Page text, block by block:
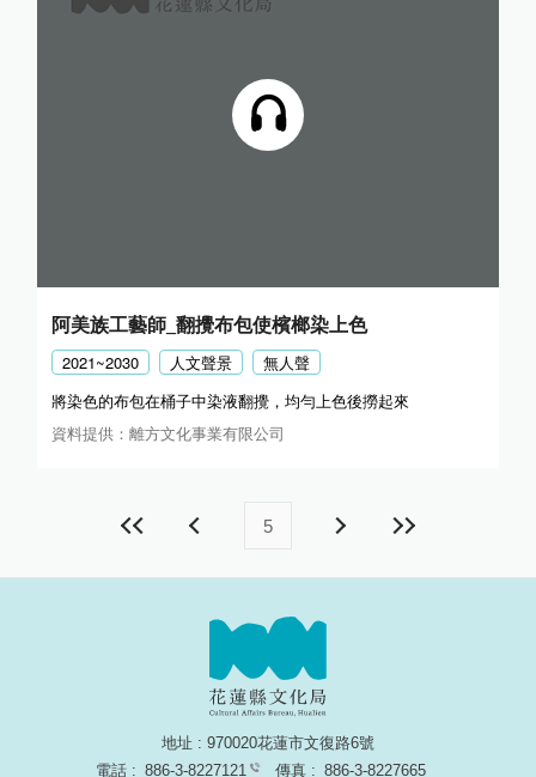
阿美族工藝師_翻攪布包使檳榔染上色
2021~2030 人文聲景
無人聲
將染色的布包在桶子中染液翻攪，均勻上色後撈起來
資料提供：離方文化事業有限公司
5
地址 : 970020花蓮市文復路6號
電話 : 886-3-8227121 傳真 : 886-3-8227665